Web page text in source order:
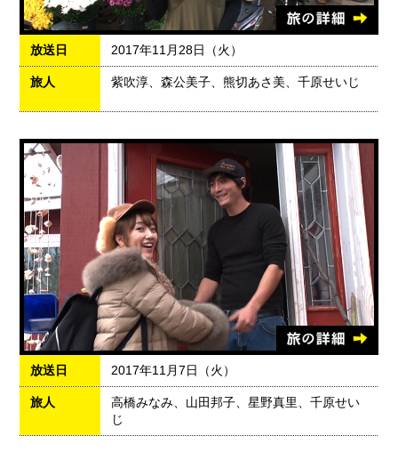
放送日 2017年11月28日（火）
旅人 紫吹淳、森公美子、熊切あさ美、千原せいじ
放送日 2017年11月7日（火）
旅人
高橋みなみ、山田邦子、星野真里、千原せい
じ